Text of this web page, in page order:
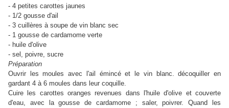
- 4 petites carottes jaunes
- 1/2 gousse d'ail
- 3 cuillères à soupe de vin blanc sec
- 1 gousse de cardamome verte
- huile d'olive
- sel, poivre, sucre
Préparation
Ouvrir les moules avec l'ail émincé et le vin blanc. décoquiller en
gardant 4 à 6 moules dans leur coquille.
Cuire les carottes oranges revenues dans l'huile d'olive et couverte
d'eau, avec la gousse de cardamome ; saler, poivrer. Quand les